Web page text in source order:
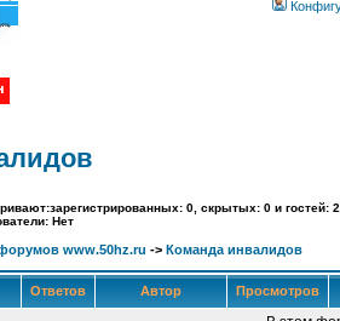
0, скрытых: 0 и гостей: 2
Нет
www.50hz.ru -> Команда инвалидов
Ответов Автор Просмотров